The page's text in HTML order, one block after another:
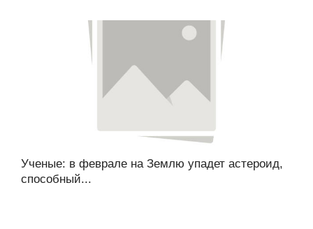
Ученые: в феврале на Землю упадет астероид,
способный...